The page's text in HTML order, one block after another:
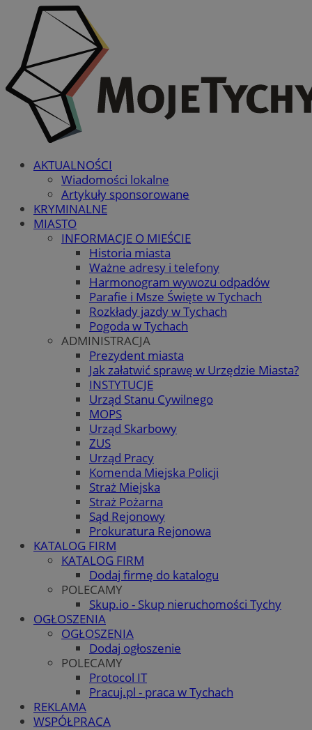
AKTUALNOŚCI
Wiadomości lokalne
Artykuły sponsorowane
KRYMINALNE
MIASTO
INFORMACJE O MIEŚCIE
Historia miasta
Ważne adresy i telefony
Harmonogram wywozu odpadów
Parafie i Msze Święte w Tychach
Rozkłady jazdy w Tychach
Pogoda w Tychach
ADMINISTRACJA
Prezydent miasta
Jak załatwić sprawę w Urzędzie Miasta?
INSTYTUCJE
Urząd Stanu Cywilnego
MOPS
Urząd Skarbowy
ZUS
Urząd Pracy
Komenda Miejska Policji
Straż Miejska
Straż Pożarna
Sąd Rejonowy
Prokuratura Rejonowa
KATALOG FIRM
KATALOG FIRM
Dodaj firmę do katalogu
POLECAMY
Skup.io - Skup nieruchomości Tychy
OGŁOSZENIA
OGŁOSZENIA
Dodaj ogłoszenie
POLECAMY
Protocol IT
Pracuj.pl - praca w Tychach
REKLAMA
WSPÓŁPRACA